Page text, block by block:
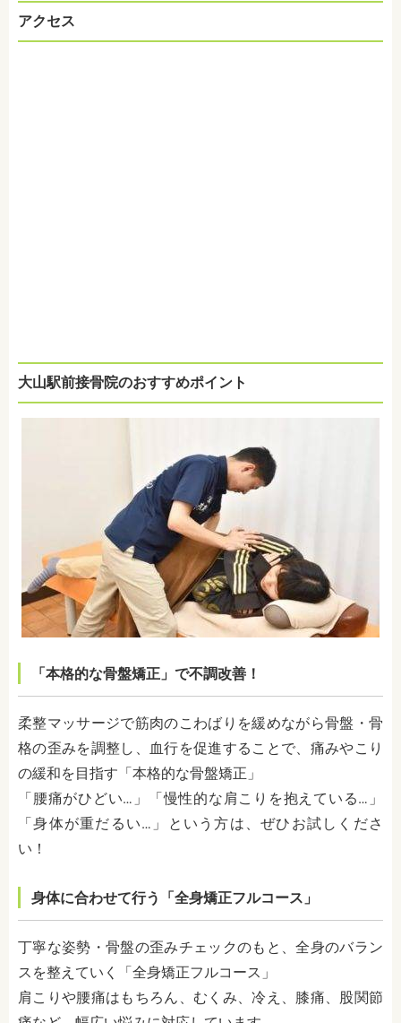
アクセス
大山駅前接骨院のおすすめポイント
「本格的な骨盤矯正」で不調改善！
柔整マッサージで筋肉のこわばりを緩めながら骨盤・骨
格の歪みを調整し、血行を促進することで、痛みやこり
の緩和を目指す「本格的な骨盤矯正」
「腰痛がひどい…」「慢性的な肩こりを抱えている…」
「身体が重だるい…」という方は、ぜひお試しくださ
い！
身体に合わせて行う「全身矯正フルコース」
丁寧な姿勢・骨盤の歪みチェックのもと、全身のバラン
スを整えていく「全身矯正フルコース」
肩こりや腰痛はもちろん、むくみ、冷え、膝痛、股関節